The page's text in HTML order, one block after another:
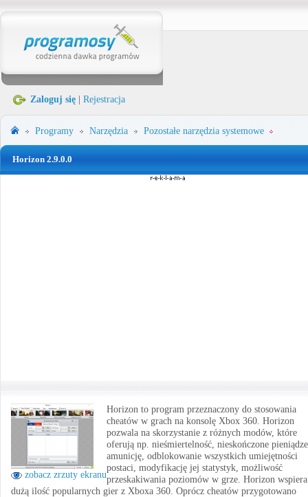
Zaloguj się Rejestracja
Programy Narzędzia Pozostałe narzędzia systemowe
Horizon 2.9.0.0
zobacz zrzuty ekranu
Horizon to program przeznaczony do stosowania
cheatów w grach na konsolę Xbox 360. Horizon
pozwala na skorzystanie z różnych modów, które
oferują np. nieśmiertelność, nieskończone
amunicję, odblokowanie wszystkich umiejętności
postaci, modyfikację jej statystyk, możliwość
przeskakiwania poziomów w grze. Horizon wspiera
dużą ilość popularnych gier z Xboxa 360. Oprócz cheatów przygotowano